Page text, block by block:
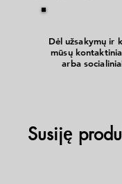
Dėl užsakymų ir
mūsų
arba
Susiję